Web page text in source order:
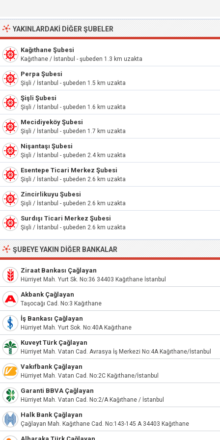
YAKINLARDAKI DIĞER ŞUBELER
Kağıthane Şubesi
Kağıthane / İstanbul - şubeden 1.3 km uzakta
Perpa Şubesi
Şişli / İstanbul - şubeden 1.5 km uzakta
Şişli Şubesi
Şişli / İstanbul - şubeden 1.6 km uzakta
Mecidiyeköy Şubesi
Şişli / İstanbul - şubeden 1.7 km uzakta
Nişantaşı Şubesi
Şişli / İstanbul - şubeden 2.4 km uzakta
Esentepe Ticari Merkez Şubesi
Şişli / İstanbul - şubeden 2.6 km uzakta
Zincirlikuyu Şubesi
Şişli / İstanbul - şubeden 2.6 km uzakta
Surdışı Ticari Merkez Şubesi
Şişli / İstanbul - şubeden 2.6 km uzakta
ŞUBEYE YAKIN DIĞER BANKALAR
Ziraat Bankası Çağlayan
Hürriyet Mah. Yurt Sk. No:36 34403 Kağıthane İstanbul
Akbank Çağlayan
Taşocağı Cad. No:3 Kağıthane
İş Bankası Çağlayan
Hürriyet Mah. Yurt Sok. No:40A Kağıthane
Kuveyt Türk Çağlayan
Hürriyet Mah. Vatan Cad. Avrasya İş Merkezi No:4A Kağıthane/İstanbul
Vakıfbank Çağlayan
Hürriyet Mah. Vatan Cad. No:2C Kağıthane/İstanbul
Garanti BBVA Çağlayan
Hürriyet Mah. Vatan Cad. No:2/A Kağıthane / İstanbul
Halk Bank Çağlayan
Çağlayan Mah. Kağıthane Cad. No:143-145 A 34403 Kağıthane